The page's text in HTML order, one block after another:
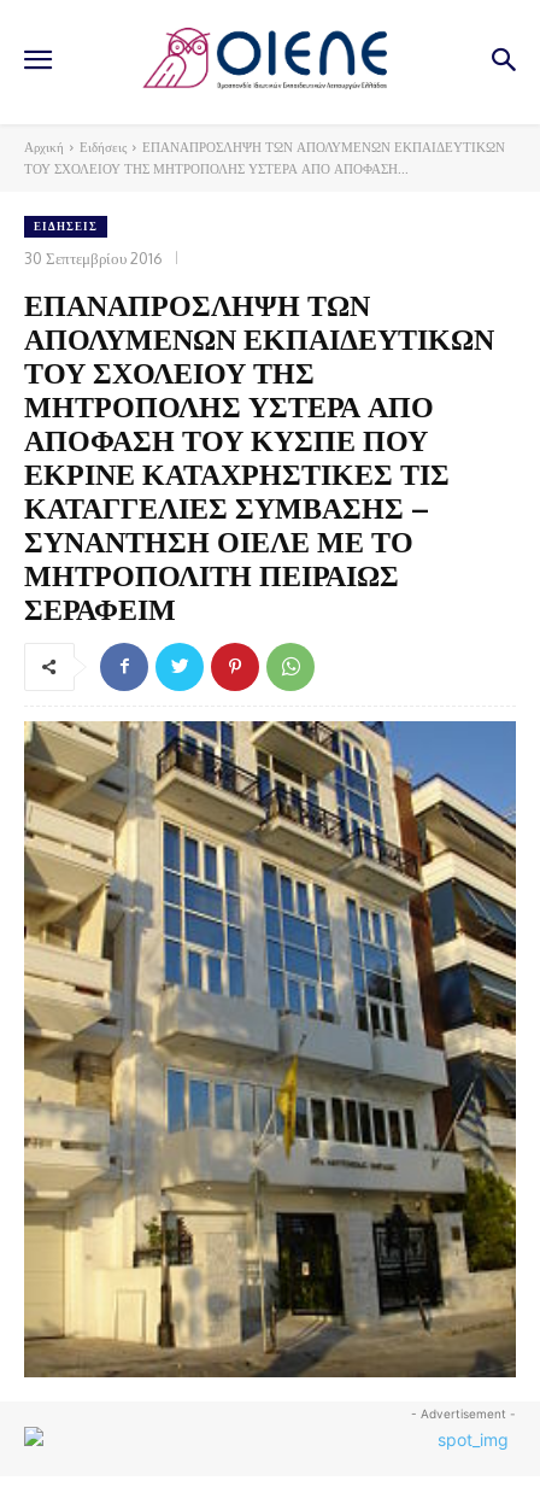
Αρχική Ειδήσεις
ΕΠΑΝΑΠΡΟΣΛΗΨΗ ΤΩΝ ΑΠΟΛΥΜΕΝΩΝ ΕΚΠΑΙΔΕΥΤΙΚΩΝ
ΤΟΥ ΣΧΟΛΕΙΟΥ ΤΗΣ ΜΗΤΡΟΠΟΛΗΣ ΥΣΤΕΡΑ ΑΠΟ ΑΠΟΦΑΣΗ...
ΕΙΔΉΣΕΙΣ
30 Σεπτεμβρίου 2016
ΕΠΑΝΑΠΡΟΣΛΗΨΗ ΤΩΝ
ΑΠΟΛΥΜΕΝΩΝ ΕΚΠΑΙΔΕΥΤΙΚΩΝ
ΤΟΥ ΣΧΟΛΕΙΟΥ ΤΗΣ
ΜΗΤΡΟΠΟΛΗΣ ΥΣΤΕΡΑ ΑΠΟ
ΑΠΟΦΑΣΗ ΤΟΥ ΚΥΣΠΕ ΠΟΥ
ΕΚΡΙΝΕ ΚΑΤΑΧΡΗΣΤΙΚΕΣ ΤΙΣ
ΚΑΤΑΓΓΕΛΙΕΣ ΣΥΜΒΑΣΗΣ –
ΣΥΝΑΝΤΗΣΗ ΟΙΕΛΕ ΜΕ ΤΟ
ΜΗΤΡΟΠΟΛΙΤΗ ΠΕΙΡΑΙΩΣ
ΣΕΡΑΦΕΙΜ
- Advertisement -